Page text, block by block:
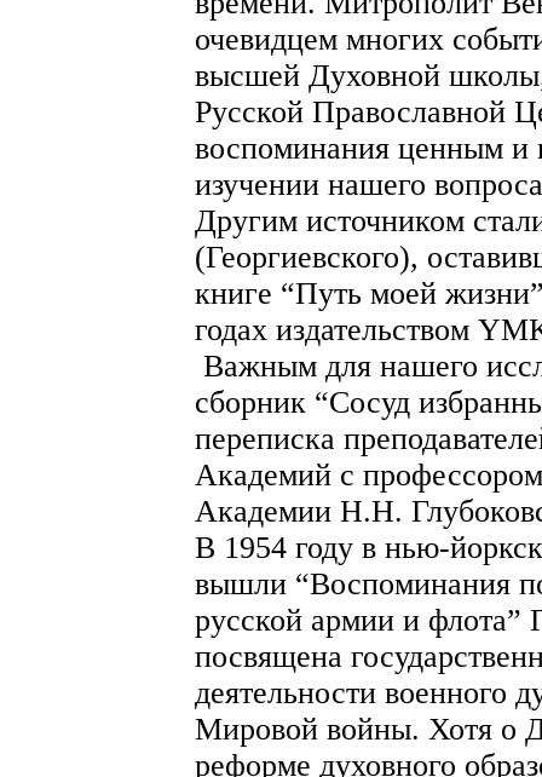
очевидцем многих
высшей Духовной
Русской Православной
воспоминания ценным
изучении нашего
Другим источником
(Георгиевского),
книге “Путь моей
годах издательством
Важным для нашего
сборник “Сосуд
переписка
Академий с
Академии Н.Н.
В 1954 году в нью-
вышли “Воспоминания
русской армии и
посвящена
деятельности военного
Мировой войны. Хотя о
реформе духовного